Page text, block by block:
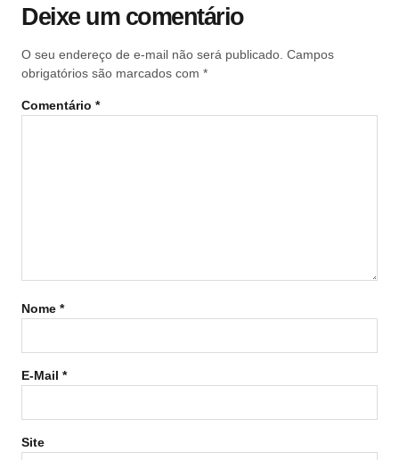
Deixe um comentário
O seu endereço de e-mail não será publicado. Campos
obrigatórios são marcados com *
Comentário *
Nome *
E-Mail *
Site